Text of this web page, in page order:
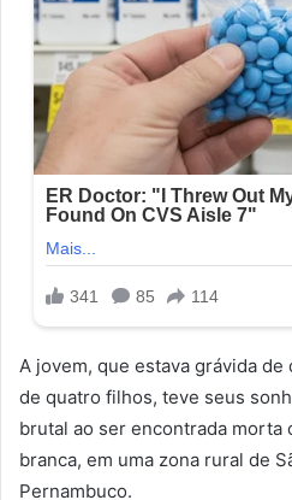
A jovem, que estava grávida de
de quatro filhos, teve seus
brutal ao ser encontrada morta
branca, em uma zona rural de
Pernambuco.